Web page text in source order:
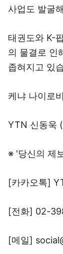
사업도 발굴
태권도와 K-
의 물결로 인
좁혀지고 있
케냐 나이로
YTN 신동욱
※ '당신의 제
[카카오톡]
[전화] 02-
[메일]